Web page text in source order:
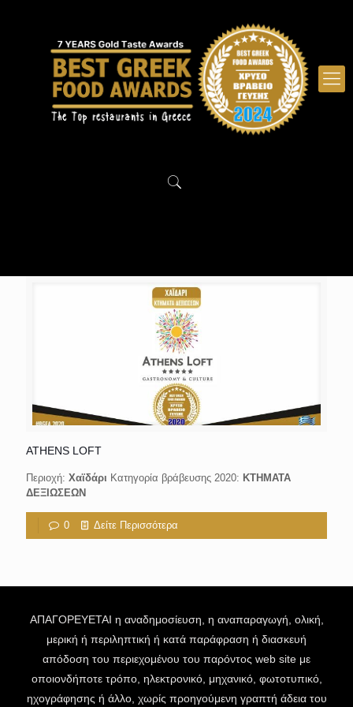
ATHENS LOFT
Περιοχή: Χαϊδάρι Κατηγορία βράβευσης 2020: ΚΤΗΜΑΤΑ
ΔΕΞΙΩΣΕΩΝ
0 Δείτε Περισσότερα
ΑΠΑΓΟΡΕΥΕΤΑΙ η αναδημοσίευση, η αναπαραγωγή, ολική,
μερική ή περιληπτική ή κατά παράφραση ή διασκευή
απόδοση του περιεχομένου του παρόντος web site με
οποιονδήποτε τρόπο, ηλεκτρονικό, μηχανικό, φωτοτυπικό,
ηχογράφησης ή άλλο, χωρίς προηγούμενη γραπτή άδεια του